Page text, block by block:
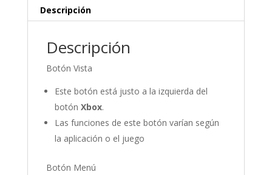
One/Slim
cantidad
Descripción
Descripción
Botón Vista
Este botón está justo a la izquierda del
botón Xbox.
Las funciones de este botón varían según
la aplicación o el juego
Botón Menú